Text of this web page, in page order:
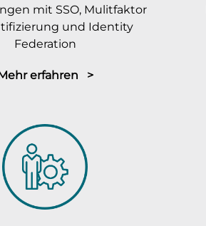
mit SSO, Mulitfaktor
und Identity
Federation
erfahren >